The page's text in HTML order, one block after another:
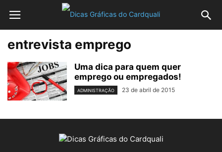
entrevista emprego
Uma dica para quem quer
emprego ou empregados!
ADMINISTRAÇÃO 23 de abril de 2015